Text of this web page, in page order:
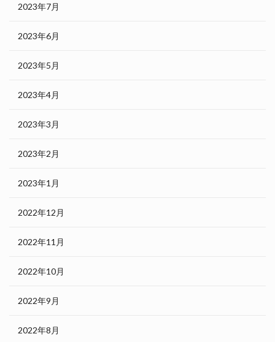
2023年7月
2023年6月
2023年5月
2023年4月
2023年3月
2023年2月
2023年1月
2022年12月
2022年11月
2022年10月
2022年9月
2022年8月